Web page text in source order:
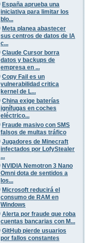
España aprueba una
iniciativa para limitar los
blo...
Meta planea abastecer
sus centros de datos de IA
c...
Claude Cursor borra
datos y backups de
empresa en ...
Copy Fail es un
vulnerabilidad critica
kernel de L...
China exige baterías
ignífugas en coches
eléctrico...
Fraude masivo con SMS
falsos de multas tráfico
Jugadores de Minecraft
infectados por LofyStealer
...
NVIDIA Nemotron 3 Nano
Omni dota de sentidos a
los...
Microsoft reducirá el
consumo de RAM en
Windows
Alerta por fraude que roba
cuentas bancarias con M...
GitHub pierde usuarios
por fallos constantes